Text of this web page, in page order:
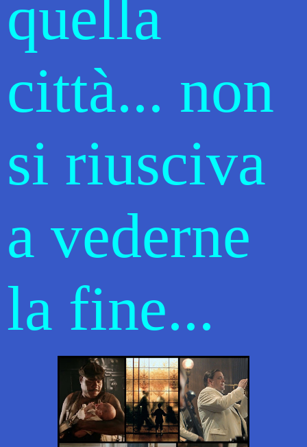
quella
città... non
si riusciva
a vederne
la fine...